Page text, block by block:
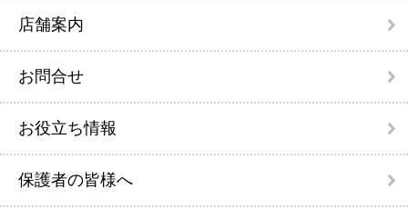
店舗案内
お問合せ
お役立ち情報
保護者の皆様へ